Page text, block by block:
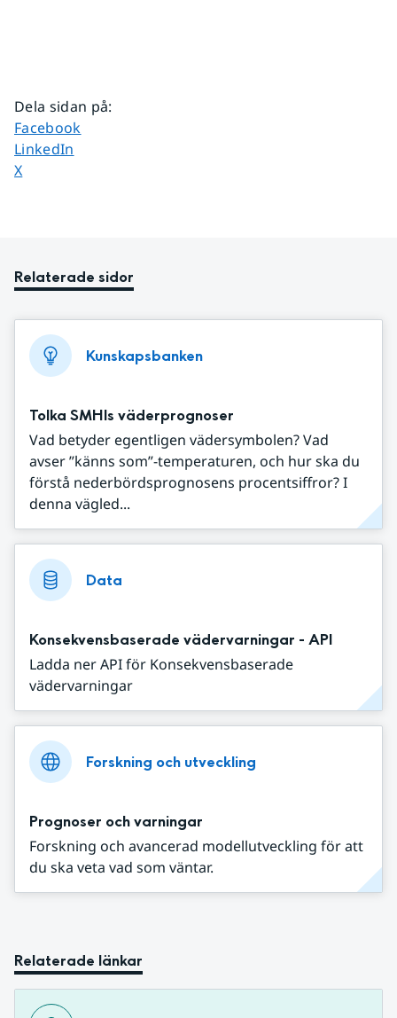
Dela sidan på:
Dela sidan på
Facebook
Dela sidan på
LinkedIn
Dela sidan på
X
Relaterade sidor
Kunskapsbanken
Tolka SMHIs väderprognoser
Vad betyder egentligen vädersymbolen? Vad
avser ”känns som”-temperaturen, och hur ska du
förstå nederbördsprognosens procentsiffror? I
denna vägled...
Data
Konsekvensbaserade vädervarningar - API
Ladda ner API för Konsekvensbaserade
vädervarningar
Forskning och utveckling
Prognoser och varningar
Forskning och avancerad modellutveckling för att
du ska veta vad som väntar.
Relaterade länkar